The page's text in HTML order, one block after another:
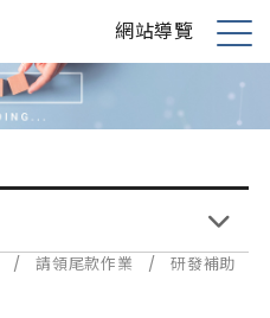
網站導覽
展
選
單
/ 請領尾款作業 / 研發補助